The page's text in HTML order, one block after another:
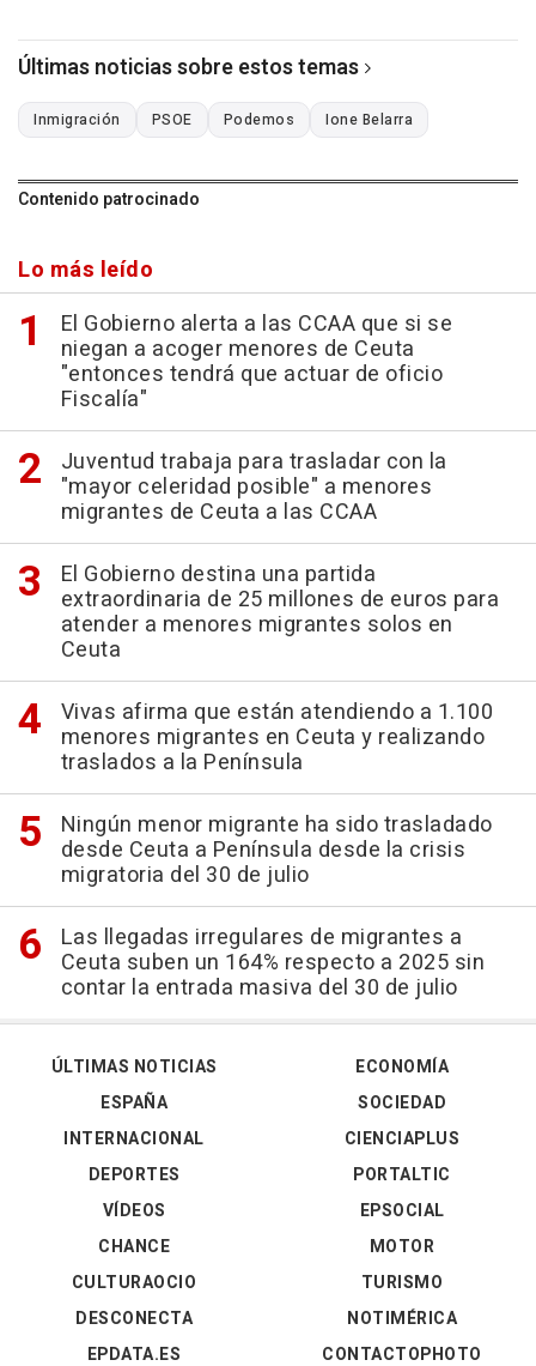
Últimas noticias sobre estos temas
Inmigración PSOE Podemos Ione Belarra
Contenido patrocinado
Lo más leído
El Gobierno alerta a las CCAA que si se
niegan a acoger menores de Ceuta
"entonces tendrá que actuar de oficio
Fiscalía"
Juventud trabaja para trasladar con la
"mayor celeridad posible" a menores
migrantes de Ceuta a las CCAA
El Gobierno destina una partida
extraordinaria de 25 millones de euros para
atender a menores migrantes solos en
Ceuta
Vivas afirma que están atendiendo a 1.100
menores migrantes en Ceuta y realizando
traslados a la Península
Ningún menor migrante ha sido trasladado
desde Ceuta a Península desde la crisis
migratoria del 30 de julio
Las llegadas irregulares de migrantes a
Ceuta suben un 164% respecto a 2025 sin
contar la entrada masiva del 30 de julio
ÚLTIMAS NOTICIAS
ESPAÑA
INTERNACIONAL
DEPORTES
VÍDEOS
ECONOMÍA
SOCIEDAD
CIENCIAPLUS
PORTALTIC
EPSOCIAL
CHANCE
CULTURAOCIO
DESCONECTA
EPDATA.ES
MOTOR
TURISMO
NOTIMÉRICA
CONTACTOPHOTO